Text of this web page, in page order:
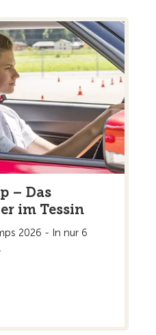
– Das
im Tessin
2026 - In nur 6